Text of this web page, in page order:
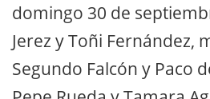
domingo 30 de
Jerez y Toñi Fernández,
Segundo Falcón y Paco